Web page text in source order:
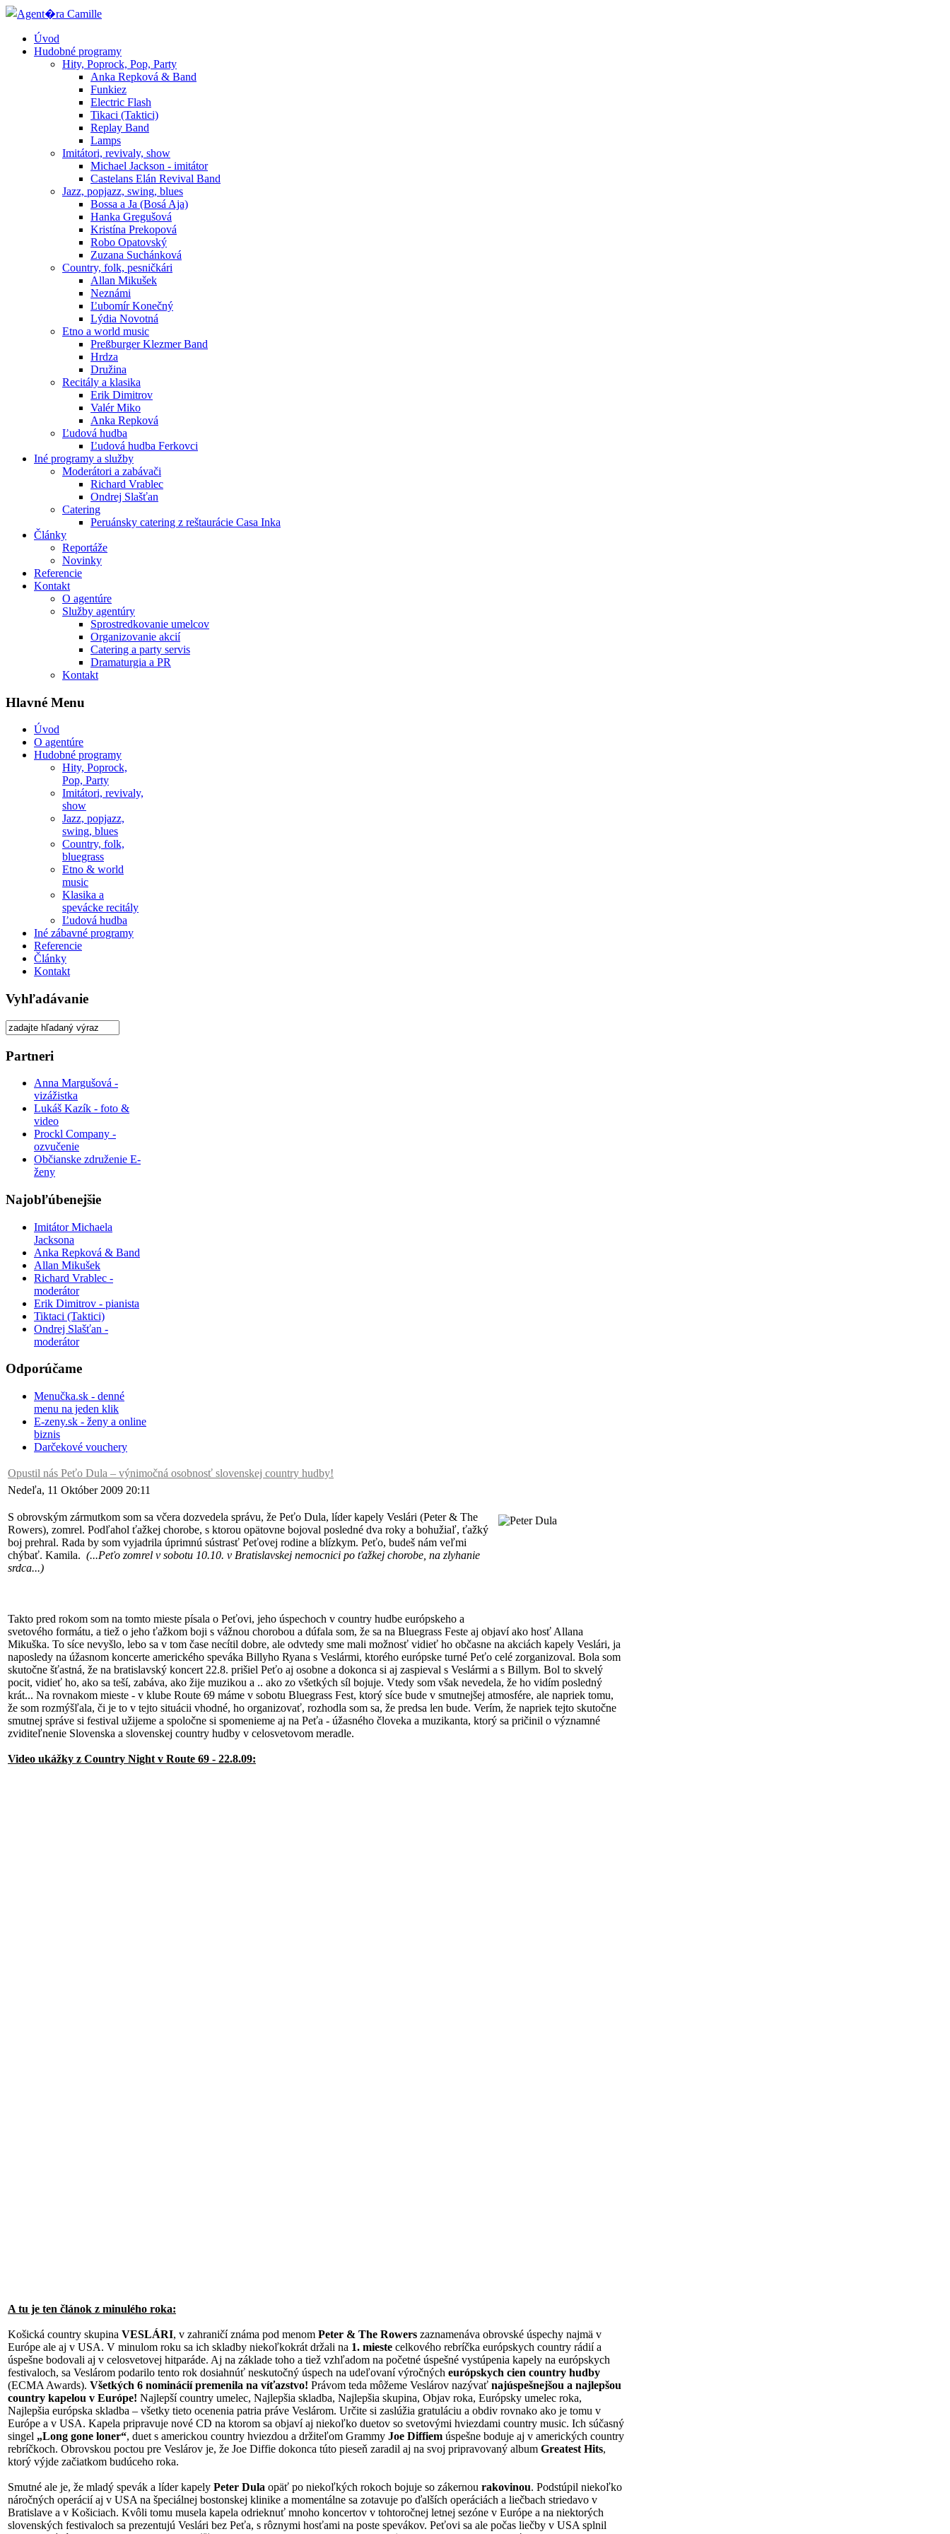
Úvod
Hudobné programy
Hity, Poprock, Pop, Party
Anka Repková & Band
Funkiez
Electric Flash
Tikaci (Taktici)
Replay Band
Lamps
Imitátori, revivaly, show
Michael Jackson - imitátor
Castelans Elán Revival Band
Jazz, popjazz, swing, blues
Bossa a Ja (Bosá Aja)
Hanka Gregušová
Kristína Prekopová
Robo Opatovský
Zuzana Suchánková
Country, folk, pesničkári
Allan Mikušek
Neznámi
Ľubomír Konečný
Lýdia Novotná
Etno a world music
Preßburger Klezmer Band
Hrdza
Družina
Recitály a klasika
Erik Dimitrov
Valér Miko
Anka Repková
Ľudová hudba
Ľudová hudba Ferkovci
Iné programy a služby
Moderátori a zabávači
Richard Vrablec
Ondrej Slašťan
Catering
Peruánsky catering z reštaurácie Casa Inka
Články
Reportáže
Novinky
Referencie
Kontakt
O agentúre
Služby agentúry
Sprostredkovanie umelcov
Organizovanie akcií
Catering a party servis
Dramaturgia a PR
Kontakt
Hlavné Menu
Úvod
O agentúre
Hudobné programy
Hity, Poprock,
Pop, Party
Imitátori, revivaly,
show
Jazz, popjazz,
swing, blues
Country, folk,
bluegrass
Etno & world
music
Klasika a
spevácke recitály
Ľudová hudba
Iné zábavné programy
Referencie
Články
Kontakt
Vyhľadávanie
Partneri
Anna Margušová -
vizážistka
Lukáš Kazík - foto &
video
Prockl Company -
ozvučenie
Občianske združenie E-
ženy
Najobľúbenejšie
Imitátor Michaela
Jacksona
Anka Repková & Band
Allan Mikušek
Richard Vrablec -
moderátor
Erik Dimitrov - pianista
Tiktaci (Taktici)
Ondrej Slašťan -
moderátor
Odporúčame
Menučka.sk - denné
menu na jeden klik
E-zeny.sk - ženy a online
biznis
Darčekové vouchery
Opustil nás Peťo Dula – výnimočná osobnosť slovenskej country hudby!
Nedeľa, 11 Október 2009 20:11
S obrovským zármutkom som sa včera dozvedela správu, že Peťo Dula, líder kapely Veslári (Peter & The
Rowers), zomrel. Podľahol ťažkej chorobe, s ktorou opätovne bojoval posledné dva roky a bohužiaľ, ťažký
boj prehral. Rada by som vyjadrila úprimnú sústrasť Peťovej rodine a blízkym. Peťo, budeš nám veľmi
chýbať. Kamila. (...Peťo zomrel v sobotu 10.10. v Bratislavskej nemocnici po ťažkej chorobe, na zlyhanie
srdca...)
Takto pred rokom som na tomto mieste písala o Peťovi, jeho úspechoch v country hudbe európskeho a
svetového formátu, a tiež o jeho ťažkom boji s vážnou chorobou a dúfala som, že sa na Bluegrass Feste aj objaví ako hosť Allana
Mikuška. To síce nevyšlo, lebo sa v tom čase necítil dobre, ale odvtedy sme mali možnosť vidieť ho občasne na akciách kapely Veslári, ja
naposledy na úžasnom koncerte amerického speváka Billyho Ryana s Veslármi, ktorého európske turné Peťo celé zorganizoval. Bola som
skutočne šťastná, že na bratislavský koncert 22.8. prišiel Peťo aj osobne a dokonca si aj zaspieval s Veslármi a s Billym. Bol to skvelý
pocit, vidieť ho, ako sa teší, zabáva, ako žije muzikou a .. ako zo všetkých síl bojuje. Vtedy som však nevedela, že ho vidím posledný
krát... Na rovnakom mieste - v klube Route 69 máme v sobotu Bluegrass Fest, ktorý síce bude v smutnejšej atmosfére, ale napriek tomu,
že som rozmýšľala, či je to v tejto situácii vhodné, ho organizovať, rozhodla som sa, že predsa len bude. Verím, že napriek tejto skutočne
smutnej správe si festival užijeme a spoločne si spomenieme aj na Peťa - úžasného človeka a muzikanta, ktorý sa pričinil o významné
zviditeľnenie Slovenska a slovenskej country hudby v celosvetovom meradle.
Video ukážky z Country Night v Route 69 - 22.8.09:
A tu je ten článok z minulého roka:
Košická country skupina VESLÁRI, v zahraničí známa pod menom Peter & The Rowers zaznamenáva obrovské úspechy najmä v
Európe ale aj v USA. V minulom roku sa ich skladby niekoľkokrát držali na 1. mieste celkového rebríčka európskych country rádií a
úspešne bodovali aj v celosvetovej hitparáde. Aj na základe toho a tiež vzhľadom na početné úspešné vystúpenia kapely na európskych
festivaloch, sa Veslárom podarilo tento rok dosiahnúť neskutočný úspech na udeľovaní výročných európskych cien country hudby
(ECMA Awards). Všetkých 6 nominácií premenila na víťazstvo! Právom teda môžeme Veslárov nazývať najúspešnejšou a najlepšou
country kapelou v Európe! Najlepší country umelec, Najlepšia skladba, Najlepšia skupina, Objav roka, Európsky umelec roka,
Najlepšia európska skladba – všetky tieto ocenenia patria práve Veslárom. Určite si zaslúžia gratuláciu a obdiv rovnako ako je tomu v
Európe a v USA. Kapela pripravuje nové CD na ktorom sa objaví aj niekoľko duetov so svetovými hviezdami country music. Ich súčasný
singel „Long gone loner“, duet s americkou country hviezdou a držiteľom Grammy Joe Diffiem úspešne boduje aj v amerických country
rebríčkoch. Obrovskou poctou pre Veslárov je, že Joe Diffie dokonca túto pieseň zaradil aj na svoj pripravovaný album Greatest Hits,
ktorý výjde začiatkom budúceho roka.
Smutné ale je, že mladý spevák a líder kapely Peter Dula opäť po niekoľkých rokoch bojuje so zákernou rakovinou. Podstúpil niekoľko
náročných operácií aj v USA na špeciálnej bostonskej klinike a momentálne sa zotavuje po ďalších operáciách a liečbach striedavo v
Bratislave a v Košiciach. Kvôli tomu musela kapela odrieknuť mnoho koncertov v tohtoročnej letnej sezóne v Európe a na niektorých
slovenských festivaloch sa prezentujú Veslári bez Peťa, s rôznymi hosťami na poste spevákov. Peťovi sa ale počas liečby v USA splnil